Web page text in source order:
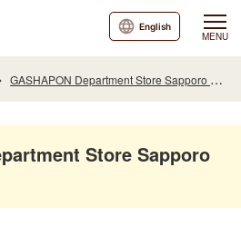
MENU
English
GASHAPON Department Store Sapporo Factory Store
Store Sapporo